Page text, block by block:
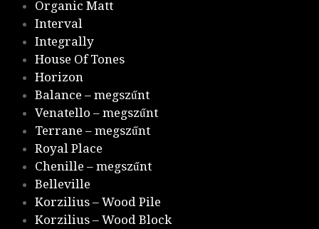
Organic Matt
Interval
Integrally
House Of Tones
Horizon
Balance – megszűnt
Venatello – megszűnt
Terrane – megszűnt
Royal Place
Chenille – megszűnt
Belleville
Korzilius – Wood Pile
Korzilius – Wood Block